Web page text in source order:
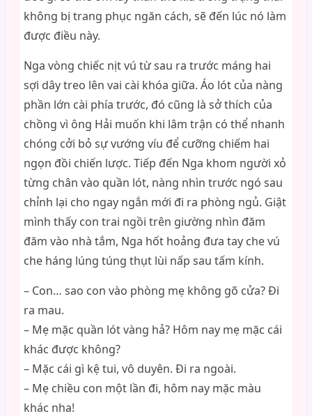
không bị trang phục ngăn cách, sẽ đến lúc nó làm
được điều này.
Nga vòng chiếc nịt vú từ sau ra trước máng hai
sợi dây treo lên vai cài khóa giữa. Áo lót của nàng
phần lớn cài phía trước, đó cũng là sở thích của
chồng vì ông Hải muốn khi lâm trận có thể nhanh
chóng cởi bỏ sự vướng víu để cưỡng chiếm hai
ngọn đồi chiến lược. Tiếp đến Nga khom người xỏ
từng chân vào quần lót, nàng nhìn trước ngó sau
chỉnh lại cho ngay ngắn mới đi ra phòng ngủ. Giật
mình thấy con trai ngồi trên giường nhìn đăm
đăm vào nhà tắm, Nga hốt hoảng đưa tay che vú
che háng lúng túng thụt lùi nấp sau tấm kính.
– Con… sao con vào phòng mẹ không gõ cửa? Đi
ra mau.
– Mẹ mặc quần lót vàng hả? Hôm nay mẹ mặc cái
khác được không?
– Mặc cái gì kệ tui, vô duyên. Đi ra ngoài.
– Mẹ chiều con một lần đi, hôm nay mặc màu
khác nha!